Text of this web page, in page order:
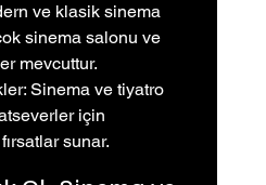
ve klasik sinema
sinema salonu ve
mevcuttur.
Sinema ve tiyatro
için
sunar.